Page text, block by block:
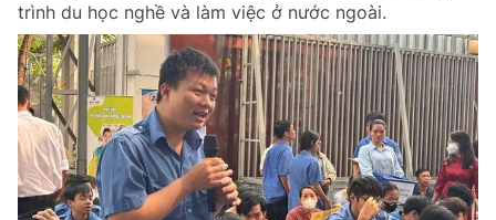
trình du học nghề và làm việc ở nước ngoài.